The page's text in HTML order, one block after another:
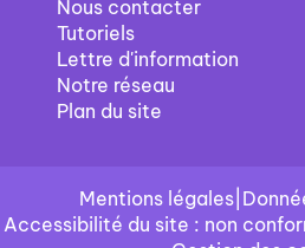
Nous contacter
Tutoriels
Lettre d'information
Notre réseau
Plan du site
Mentions légales|
Accessibilité du site : non